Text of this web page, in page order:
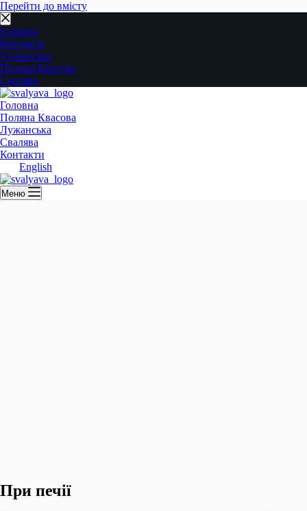
Перейти до вмісту
Головна
Контакти
Лужанська
Поляна Квасова
Свалява
Головна
Поляна Квасова
Лужанська
Свалява
Контакти
English
Меню
При печії